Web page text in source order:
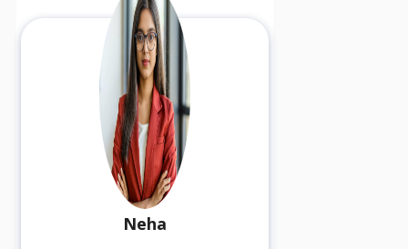
Neha